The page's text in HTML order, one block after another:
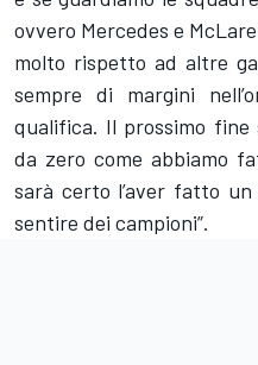
ovvero Mercedes e
molto rispetto ad altre
sempre di margini
qualifica. Il prossimo
da zero come abbiamo
sarà certo l’aver fatto
sentire dei campioni”.